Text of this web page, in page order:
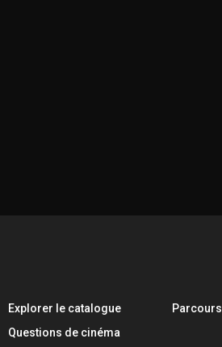
Explorer le catalogue
Questions de cinéma